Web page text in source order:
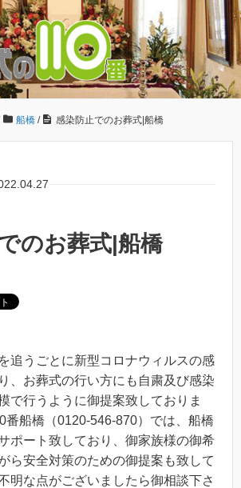
船橋 / 感染防止でのお葬式|船橋
のお葬式|船橋
追うごとに新型コロナウィルスの感
、お葬式の行い方にも自粛及び感染
で行うように御提案致しておりま
番船橋（0120-546-870）では、船橋
ポート致しており、御家族様の御希
ら安全対策のための御提案も致して
明な点がございましたら御相談下さ